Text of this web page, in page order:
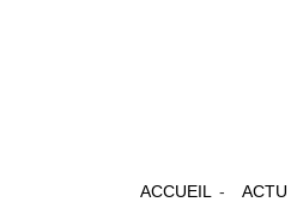
ACCUEIL ACTU